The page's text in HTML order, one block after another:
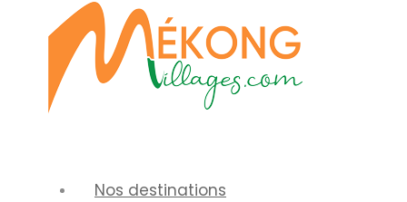
Nos destinations